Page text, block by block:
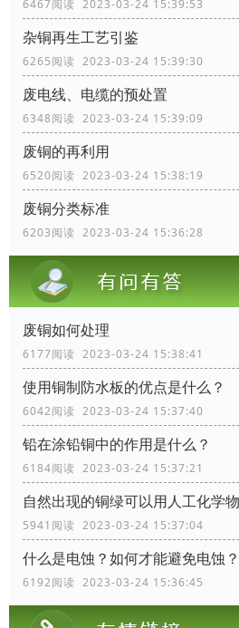
6467阅读 2023-03-24 15:39:53
杂铜再生工艺引鉴
6265阅读 2023-03-24 15:39:30
废电线、电缆的预处置
6348阅读 2023-03-24 15:39:09
废铜的再利用
6520阅读 2023-03-24 15:38:19
废铜分类标准
6203阅读 2023-03-24 15:36:28
废铜如何处理
6177阅读 2023-03-24 15:38:41
使用铜制防水板的优点是什么？
6042阅读 2023-03-24 15:37:40
铅在涂铅铜中的作用是什么？
6184阅读 2023-03-24 15:37:21
自然出现的铜绿可以用人工化学
5941阅读 2023-03-24 15:37:04
什么是电蚀？如何才能避免电蚀？
6192阅读 2023-03-24 15:36:45